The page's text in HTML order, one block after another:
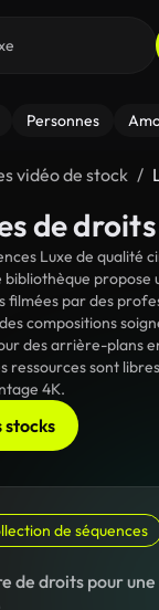
Personnes
vidéo de stock
de
Luxe de qualité
propose
filmées par des
compositions
des arrière-plans
ressources sont
4K.
stocks
de séquences
de droits pour